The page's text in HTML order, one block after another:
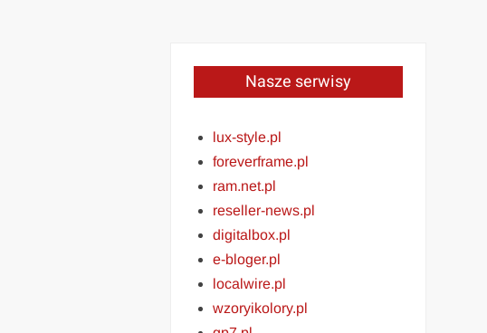
Nasze serwisy
lux-style.pl
foreverframe.pl
ram.net.pl
reseller-news.pl
digitalbox.pl
e-bloger.pl
localwire.pl
wzoryikolory.pl